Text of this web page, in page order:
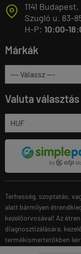
T
1141 Budapest,
Szugló u. 83-
H-P: 10:00-
Márkák
Valuta választás
Terhesség, szoptatás,
alatt bármilyen
kezelőorvosával! Az
diagnosztizálására,
termékismertetőkben